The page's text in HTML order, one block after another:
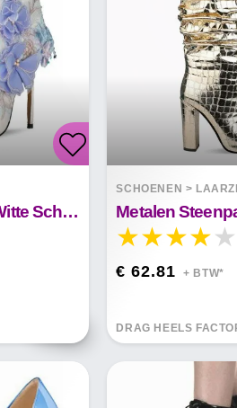
Mode Lace Flower Witte Schoenen
SCHOENEN >
€ 62.81 + BTW*
DRAG HEELS